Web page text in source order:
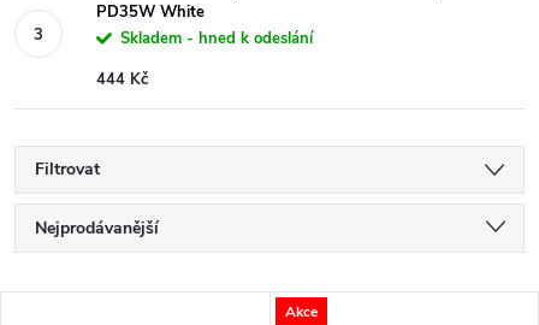
PD35W White
Skladem - hned k odeslání
444 Kč
Filtrovat
Ř
a
Nejprodávanější
Akce